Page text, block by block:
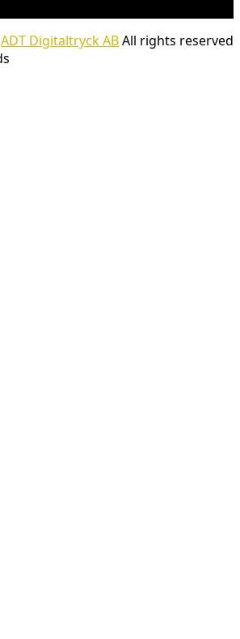
ADT Digitaltryck ABAll rights reserved